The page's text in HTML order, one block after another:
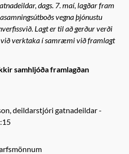
dags. 7. maí, lagðar fram
vegna þjónustu
Lagt er til að gerður verði
verktaka í samræmi við framlagt
samhljóða framlagðan
deildarstjóri gatnadeildar-